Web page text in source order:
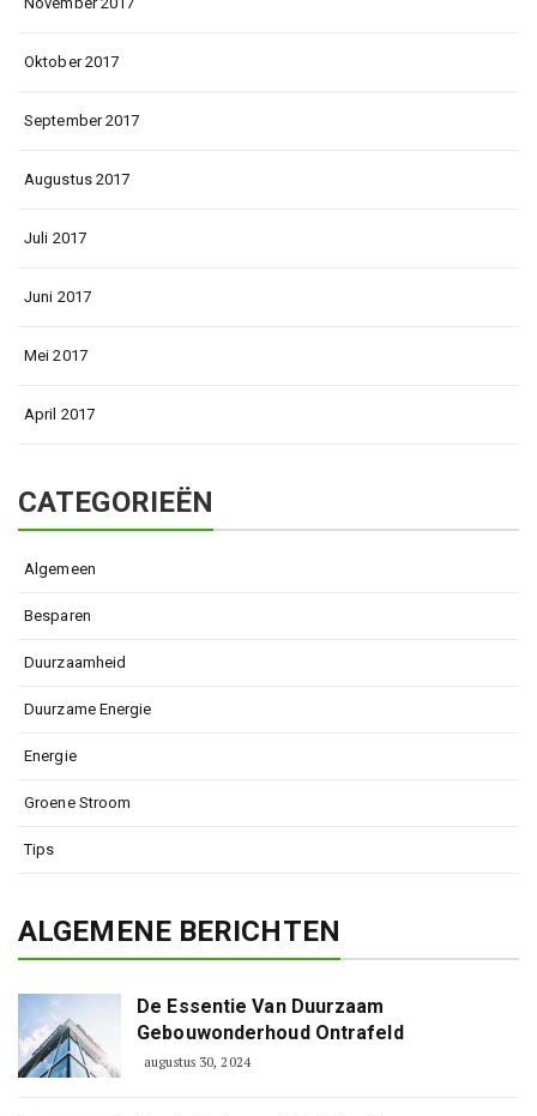
Oktober 2017
September 2017
Augustus 2017
Juli 2017
Juni 2017
Mei 2017
April 2017
CATEGORIEËN
Algemeen
Besparen
Duurzaamheid
Duurzame Energie
Energie
Groene Stroom
Tips
ALGEMENE BERICHTEN
De Essentie Van Duurzaam
Gebouwonderhoud Ontrafeld
augustus 30, 2024